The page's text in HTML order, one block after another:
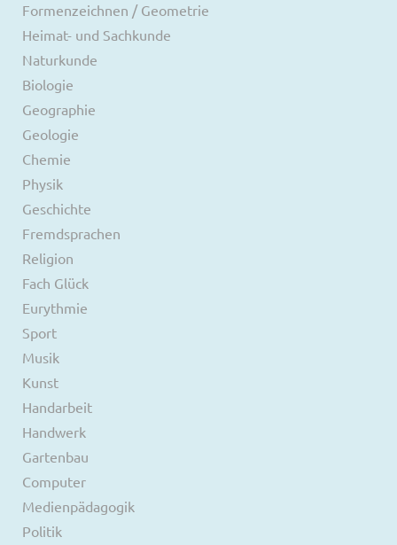
Formenzeichnen / Geometrie
Heimat- und Sachkunde
Naturkunde
Biologie
Geographie
Geologie
Chemie
Physik
Geschichte
Fremdsprachen
Religion
Fach Glück
Eurythmie
Sport
Musik
Kunst
Handarbeit
Handwerk
Gartenbau
Computer
Medienpädagogik
Politik